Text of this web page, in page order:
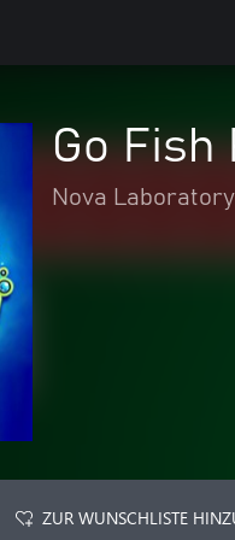
Go Fish
Nova Laboratory
ZUR WUNSCHLISTE